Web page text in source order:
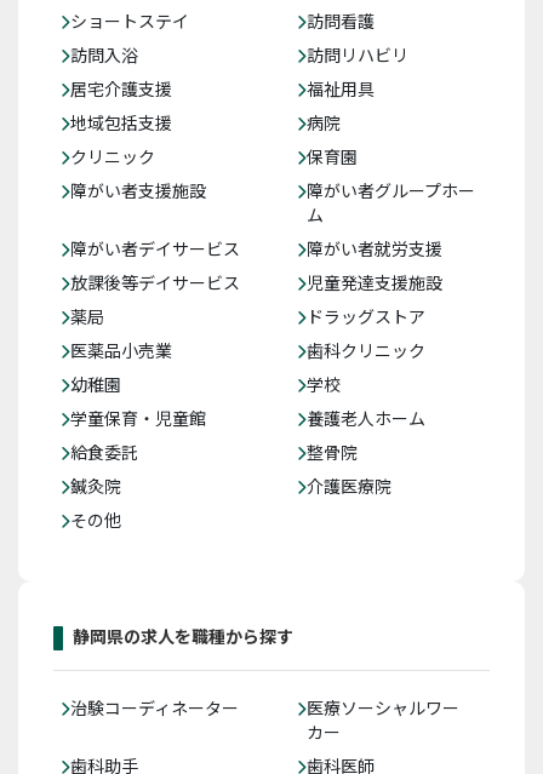
ショートステイ
訪問看護
訪問入浴
訪問リハビリ
居宅介護支援
福祉用具
地域包括支援
病院
クリニック
保育園
障がい者支援施設
障がい者グループホー
ム
障がい者デイサービス
障がい者就労支援
放課後等デイサービス
児童発達支援施設
薬局
ドラッグストア
医薬品小売業
歯科クリニック
幼稚園
学校
学童保育・児童館
養護老人ホーム
給食委託
整骨院
鍼灸院
介護医療院
その他
静岡県の求人を職種から探す
治験コーディネーター
医療ソーシャルワー
カー
歯科助手
歯科医師